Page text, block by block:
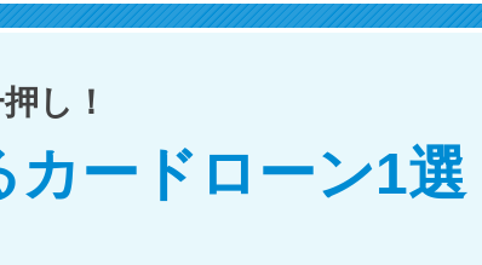
ブラックでもお
準と工面法
し！
ードローン1選